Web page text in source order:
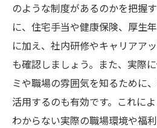
のような制度があるのかを把握
に、住宅手当や健康保険、厚生
に加え、社内研修やキャリアア
も確認しましょう。また、実際
ミや職場の雰囲気を知るために
活用するのも有効です。これに
わからない実際の職場環境や福